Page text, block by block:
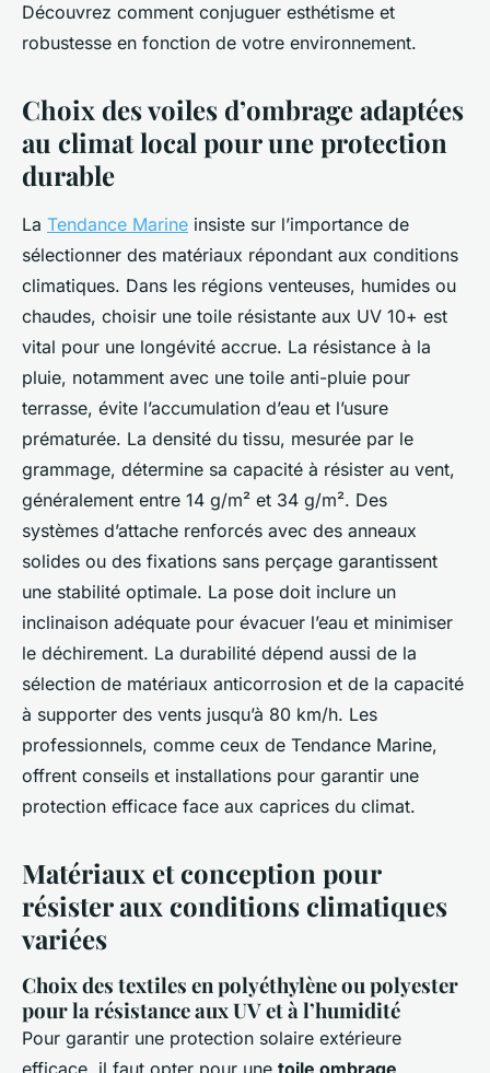
Découvrez comment conjuguer esthétisme et
robustesse en fonction de votre environnement.
Choix des voiles d’ombrage adaptées
au climat local pour une protection
durable
La Tendance Marine insiste sur l’importance de
sélectionner des matériaux répondant aux conditions
climatiques. Dans les régions venteuses, humides ou
chaudes, choisir une toile résistante aux UV 10+ est
vital pour une longévité accrue. La résistance à la
pluie, notamment avec une toile anti-pluie pour
terrasse, évite l’accumulation d’eau et l’usure
prématurée. La densité du tissu, mesurée par le
grammage, détermine sa capacité à résister au vent,
généralement entre 14 g/m² et 34 g/m². Des
systèmes d’attache renforcés avec des anneaux
solides ou des fixations sans perçage garantissent
une stabilité optimale. La pose doit inclure un
inclinaison adéquate pour évacuer l’eau et minimiser
le déchirement. La durabilité dépend aussi de la
sélection de matériaux anticorrosion et de la capacité
à supporter des vents jusqu’à 80 km/h. Les
professionnels, comme ceux de Tendance Marine,
offrent conseils et installations pour garantir une
protection efficace face aux caprices du climat.
Matériaux et conception pour
résister aux conditions climatiques
variées
Choix des textiles en polyéthylène ou polyester
pour la résistance aux UV et à l’humidité
Pour garantir une protection solaire extérieure